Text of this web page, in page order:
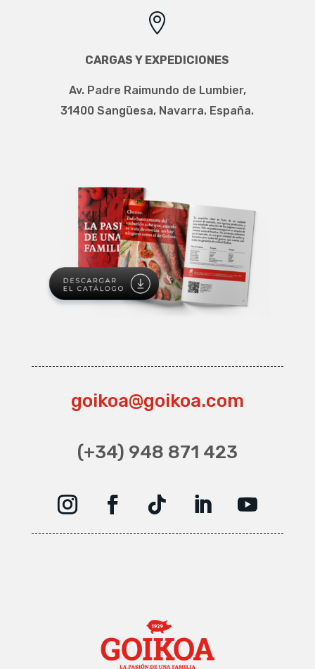

CARGAS Y EXPEDICIONES
Av. Padre Raimundo de Lumbier,
31400 Sangüesa, Navarra. España.
goikoa@goikoa.com
(+34) 948 871 423